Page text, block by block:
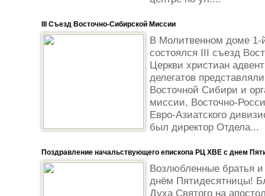
III Съезд Восточно-Сибирской Миссии
В Молитвенном доме 1-
состоялся III съезд
Церкви христиан
делегатов
Восточной Сибири и
миссии, Восточно-
Евро-Азиатского
был директор Отдела...
Поздравление начальствующего епископа РЦ ХВЕ с днем
Возлюбленные братья
днём Пятидесятницы!
Духа Святого на